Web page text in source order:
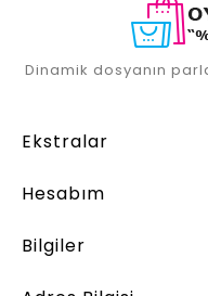
Dinamik dosyanın
Ekstralar
Hesabım
Bilgiler